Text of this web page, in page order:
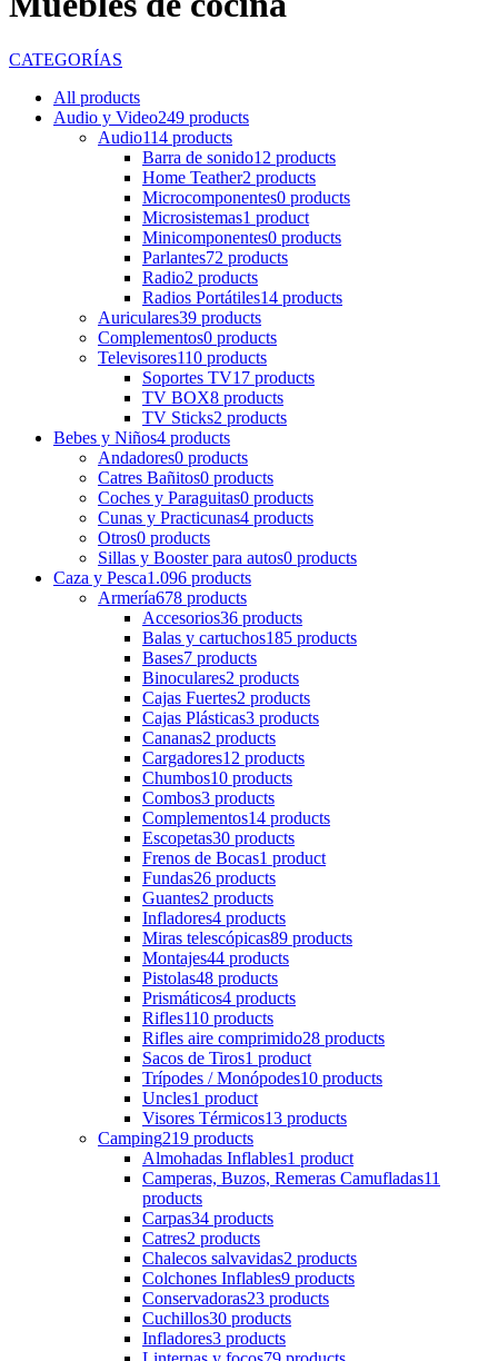
CATEGORÍAS
All products
Audio y Video249 products
Audio114 products
Barra de sonido12 products
Home Teather2 products
Microcomponentes0 products
Microsistemas1 product
Minicomponentes0 products
Parlantes72 products
Radio2 products
Radios Portátiles14 products
Auriculares39 products
Complementos0 products
Televisores110 products
Soportes TV17 products
TV BOX8 products
TV Sticks2 products
Bebes y Niños4 products
Andadores0 products
Catres Bañitos0 products
Coches y Paraguitas0 products
Cunas y Practicunas4 products
Otros0 products
Sillas y Booster para autos0 products
Caza y Pesca1.096 products
Armería678 products
Accesorios36 products
Balas y cartuchos185 products
Bases7 products
Binoculares2 products
Cajas Fuertes2 products
Cajas Plásticas3 products
Cananas2 products
Cargadores12 products
Chumbos10 products
Combos3 products
Complementos14 products
Escopetas30 products
Frenos de Bocas1 product
Fundas26 products
Guantes2 products
Infladores4 products
Miras telescópicas89 products
Montajes44 products
Pistolas48 products
Prismáticos4 products
Rifles110 products
Rifles aire comprimido28 products
Sacos de Tiros1 product
Trípodes / Monópodes10 products
Uncles1 product
Visores Térmicos13 products
Camping219 products
Almohadas Inflables1 product
Camperas, Buzos, Remeras Camufladas11
products
Carpas34 products
Catres2 products
Chalecos salvavidas2 products
Colchones Inflables9 products
Conservadoras23 products
Cuchillos30 products
Infladores3 products